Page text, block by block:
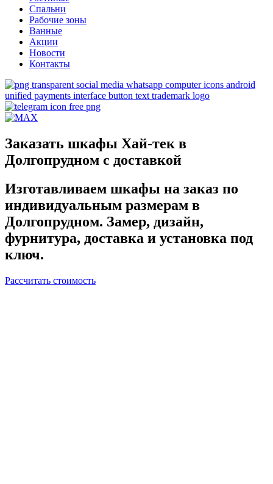
Спальни
Рабочие зоны
Ванные
Акции
Новости
Контакты
Заказать шкафы Хай-тек в
Долгопрудном с доставкой
Изготавливаем шкафы на заказ по
индивидуальным размерам в
Долгопрудном. Замер, дизайн,
фурнитура, доставка и установка под
ключ.
Рассчитать стоимость